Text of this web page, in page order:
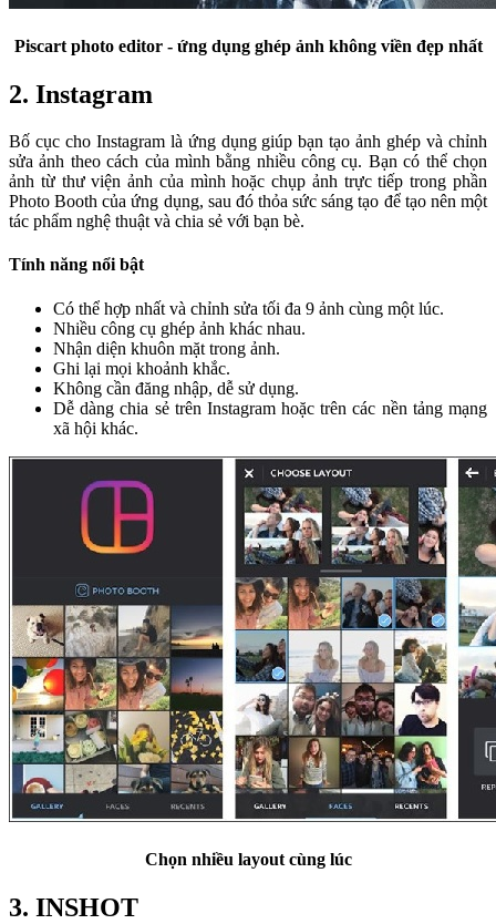
Piscart photo editor - ứng dụng ghép ảnh không viền đẹp nhất
2. Instagram
Bố cục cho Instagram là ứng dụng giúp bạn tạo ảnh ghép và chỉnh
sửa ảnh theo cách của mình bằng nhiều công cụ. Bạn có thể chọn
ảnh từ thư viện ảnh của mình hoặc chụp ảnh trực tiếp trong phần
Photo Booth của ứng dụng, sau đó thỏa sức sáng tạo để tạo nên một
tác phẩm nghệ thuật và chia sẻ với bạn bè.
Tính năng nổi bật
Có thể hợp nhất và chỉnh sửa tối đa 9 ảnh cùng một lúc.
Nhiều công cụ ghép ảnh khác nhau.
Nhận diện khuôn mặt trong ảnh.
Ghi lại mọi khoảnh khắc.
Không cần đăng nhập, dễ sử dụng.
Dễ dàng chia sẻ trên Instagram hoặc trên các nền tảng mạng
xã hội khác.
Chọn nhiều layout cùng lúc
3. INSHOT